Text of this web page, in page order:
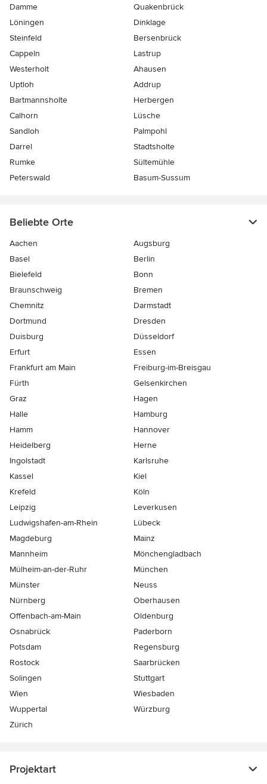
Damme
Quakenbrück
Löningen
Dinklage
Steinfeld
Bersenbrück
Cappeln
Lastrup
Westerholt
Ahausen
Uptloh
Addrup
Bartmannsholte
Herbergen
Calhorn
Lüsche
Sandloh
Palmpohl
Darrel
Stadtsholte
Rumke
Sültemühle
Peterswald
Basum-Sussum
Beliebte Orte
Aachen
Augsburg
Basel
Berlin
Bielefeld
Bonn
Braunschweig
Bremen
Chemnitz
Darmstadt
Dortmund
Dresden
Duisburg
Düsseldorf
Erfurt
Essen
Frankfurt am Main
Freiburg-im-Breisgau
Fürth
Gelsenkirchen
Graz
Hagen
Halle
Hamburg
Hamm
Hannover
Heidelberg
Herne
Ingolstadt
Karlsruhe
Kassel
Kiel
Krefeld
Köln
Leipzig
Leverkusen
Ludwigshafen-am-Rhein
Lübeck
Magdeburg
Mainz
Mannheim
Mönchen­gladbach
Mülheim-an-der-Ruhr
München
Münster
Neuss
Nürnberg
Oberhausen
Offenbach-am-Main
Oldenburg
Osnabrück
Paderborn
Potsdam
Regensburg
Rostock
Saarbrücken
Solingen
Stuttgart
Wien
Wiesbaden
Wuppertal
Würzburg
Zürich
Projektart